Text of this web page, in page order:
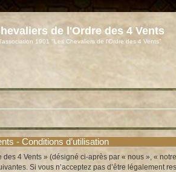
de l'Ordre des 4 Vents
1901 "Les Chevaliers de l'Ordre des 4 Vents"
- Conditions d’utilisation
4 Vents » (désigné ci-après par « nous », «
Si vous n’acceptez pas d’être légalement